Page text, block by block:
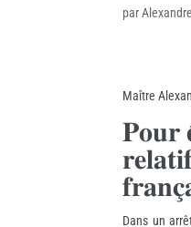
par
Maître
𝐏𝐨𝐮𝐫
Dans un